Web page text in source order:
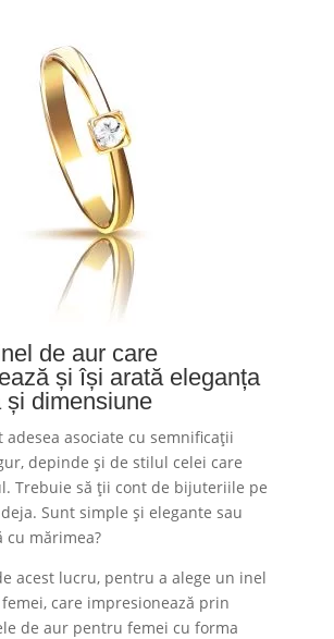
de aur care
și își arată eleganța
și dimensiune
asociate cu semnificații
depinde și de stilul celei care
Trebuie să ții cont de bijuteriile pe
Sunt simple și elegante sau
cu mărimea?
acest lucru, pentru a alege un inel
care impresionează prin
de aur pentru femei cu forma